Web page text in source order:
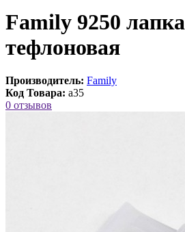
Family 9250 лапка
тефлоновая
Производитель: Family
Код Товара: a35
0 отзывов